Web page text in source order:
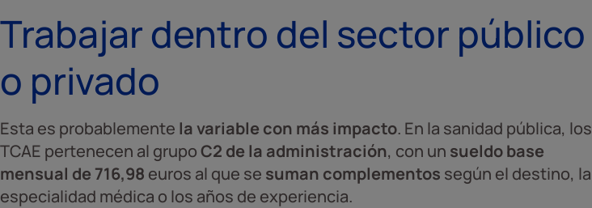
Trabajar dentro del sector público
o privado
Esta es probablemente la variable con más impacto. En la sanidad pública, los
TCAE pertenecen al grupoC2 de la administración, con un sueldo base
mensual de 716,98 euros al que se suman complementos según el destino, la
especialidad médica o los años de experiencia.